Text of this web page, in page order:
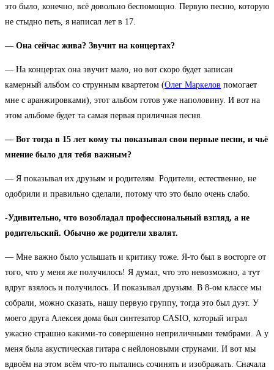
это было, конечно, всё довольно беспомощно. Первую песню, которую
не стыдно петь, я написал лет в 17.
— Она сейчас жива? Звучит на концертах?
— На концертах она звучит мало, но вот скоро будет записан
камерный альбом со струнным квартетом (Олег Маркелов помогает
мне с аранжировками), этот альбом готов уже наполовину. И вот на
этом альбоме будет та самая первая приличная песня.
— Вот тогда в 15 лет кому ты показывал свои первые песни, и чьё
мнение было для тебя важным?
— Я показывал их друзьям и родителям. Родители, естественно, не
одобрили и правильно сделали, потому что это было очень слабо.
-Удивительно, что возобладал профессиональный взгляд, а не
родительский. Обычно же родители хвалят.
— Мне важно было услышать и критику тоже. Я-то был в восторге от
того, что у меня же получилось! Я думал, что это невозможно, а тут
вдруг взялось и получилось. И показывал друзьям. В 8-ом классе мы
собрали, можно сказать, нашу первую группу, тогда это был дуэт. У
моего друга Алексея дома был синтезатор CASIO, который играл
ужасно страшно какими-то совершенно неприличными тембрами. А у
меня была акустическая гитара с нейлоновыми струнами. И вот мы
вдвоём на этом всём что-то пытались сочинять и изображать. Сначала